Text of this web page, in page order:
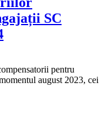
SC
pentru
august 2023, cei